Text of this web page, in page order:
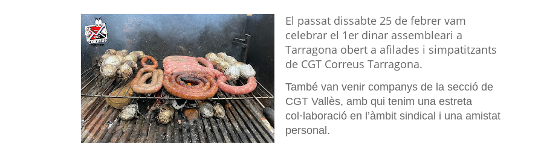
El passat dissabte 25 de febrer vam
celebrar el 1er dinar assembleari a
Tarragona obert a afilades i simpatitzants
de CGT Correus Tarragona.
També van venir companys de la secció de
CGT Vallès, amb qui tenim una estreta
col·laboració en l’àmbit sindical i una amistat
personal.